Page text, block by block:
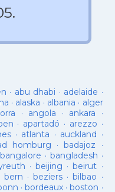
· abu dhabi · adelaide ·
· alaska · albania · alger
· angola · ankara ·
· apartadó · arezzo ·
· atlanta · auckland ·
homburg ·badajoz ·
bangalore · bangladesh ·
·beijing ·beirut ·
bern ·beziers ·bilbao ·
·bordeaux ·boston ·